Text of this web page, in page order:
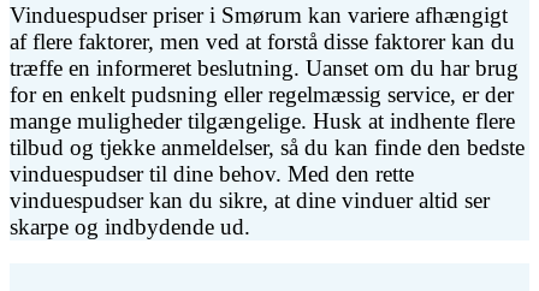
Vinduespudser priser i Smørum kan variere afhængigt
af flere faktorer, men ved at forstå disse faktorer kan du
træffe en informeret beslutning. Uanset om du har brug
for en enkelt pudsning eller regelmæssig service, er der
mange muligheder tilgængelige. Husk at indhente flere
tilbud og tjekke anmeldelser, så du kan finde den bedste
vinduespudser til dine behov. Med den rette
vinduespudser kan du sikre, at dine vinduer altid ser
skarpe og indbydende ud.